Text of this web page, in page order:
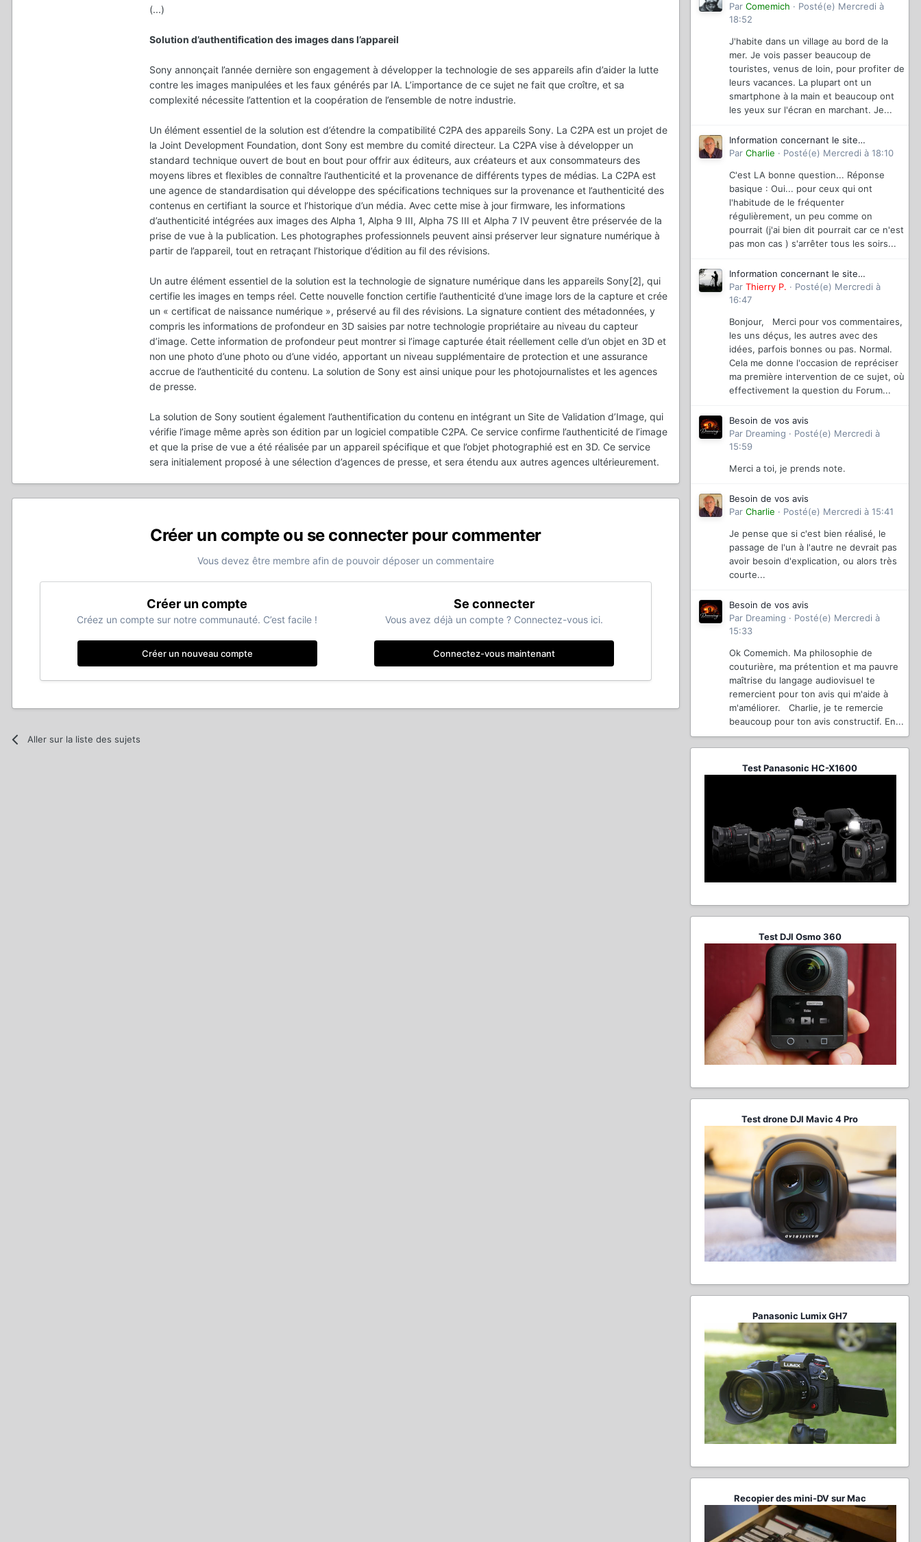
(...)
Solution d’authentification des images dans l’appareil
Sony annonçait l’année dernière son engagement à développer la technologie de ses appareils afin d’aider la lutte
contre les images manipulées et les faux générés par IA. L’importance de ce sujet ne fait que croître, et sa
complexité nécessite l’attention et la coopération de l’ensemble de notre industrie.
Un élément essentiel de la solution est d’étendre la compatibilité C2PA des appareils Sony. La C2PA est un projet de
la Joint Development Foundation, dont Sony est membre du comité directeur. La C2PA vise à développer un
standard technique ouvert de bout en bout pour offrir aux éditeurs, aux créateurs et aux consommateurs des
moyens libres et flexibles de connaître l’authenticité et la provenance de différents types de médias. La C2PA est
une agence de standardisation qui développe des spécifications techniques sur la provenance et l’authenticité des
contenus en certifiant la source et l’historique d’un média. Avec cette mise à jour firmware, les informations
d’authenticité intégrées aux images des Alpha 1, Alpha 9 III, Alpha 7S III et Alpha 7 IV peuvent être préservée de la
prise de vue à la publication. Les photographes professionnels peuvent ainsi préserver leur signature numérique à
partir de l’appareil, tout en retraçant l’historique d’édition au fil des révisions.
Un autre élément essentiel de la solution est la technologie de signature numérique dans les appareils Sony[2], qui
certifie les images en temps réel. Cette nouvelle fonction certifie l’authenticité d’une image lors de la capture et crée
un « certificat de naissance numérique », préservé au fil des révisions. La signature contient des métadonnées, y
compris les informations de profondeur en 3D saisies par notre technologie propriétaire au niveau du capteur
d’image. Cette information de profondeur peut montrer si l’image capturée était réellement celle d’un objet en 3D et
non une photo d’une photo ou d’une vidéo, apportant un niveau supplémentaire de protection et une assurance
accrue de l’authenticité du contenu. La solution de Sony est ainsi unique pour les photojournalistes et les agences
de presse.
La solution de Sony soutient également l’authentification du contenu en intégrant un Site de Validation d’Image, qui
vérifie l’image même après son édition par un logiciel compatible C2PA. Ce service confirme l’authenticité de l’image
et que la prise de vue a été réalisée par un appareil spécifique et que l’objet photographié est en 3D. Ce service
sera initialement proposé à une sélection d’agences de presse, et sera étendu aux autres agences ultérieurement.
Créer un compte ou se connecter pour commenter
Vous devez être membre afin de pouvoir déposer un commentaire
Créer un compte
Créez un compte sur notre communauté. C’est facile !
Créer un nouveau compte
Se connecter
Vous avez déjà un compte ? Connectez-vous ici.
Connectez-vous maintenant
Aller sur la liste des sujets
magazinevideo
Par Comemich · Posté(e) Mercredi à
18:52
J'habite dans un village au bord de la
mer. Je vois passer beaucoup de
touristes, venus de loin, pour profiter de
leurs vacances. La plupart ont un
smartphone à la main et beaucoup ont
les yeux sur l'écran en marchant. Je...
Information concernant le site
magazinevideo
Par Charlie · Posté(e) Mercredi à 18:10
C'est LA bonne question... Réponse
basique : Oui... pour ceux qui ont
l'habitude de le fréquenter
régulièrement, un peu comme on
pourrait (j'ai bien dit pourrait car ce n'est
pas mon cas ) s'arrêter tous les soirs...
Information concernant le site
magazinevideo
Par Thierry P. · Posté(e) Mercredi à
16:47
Bonjour, Merci pour vos commentaires,
les uns déçus, les autres avec des
idées, parfois bonnes ou pas. Normal.
Cela me donne l'occasion de repréciser
ma première intervention de ce sujet, où
effectivement la question du Forum...
Besoin de vos avis
Par Dreaming · Posté(e) Mercredi à
15:59
Merci a toi, je prends note.
Besoin de vos avis
Par Charlie · Posté(e) Mercredi à 15:41
Je pense que si c'est bien réalisé, le
passage de l'un à l'autre ne devrait pas
avoir besoin d'explication, ou alors très
courte...
Besoin de vos avis
Par Dreaming · Posté(e) Mercredi à
15:33
Ok Comemich. Ma philosophie de
couturière, ma prétention et ma pauvre
maîtrise du langage audiovisuel te
remercient pour ton avis qui m'aide à
m'améliorer. Charlie, je te remercie
beaucoup pour ton avis constructif. En...
Test Panasonic HC-X1600
Test DJI Osmo 360
Test drone DJI Mavic 4 Pro
Panasonic Lumix GH7
Recopier des mini-DV sur Mac